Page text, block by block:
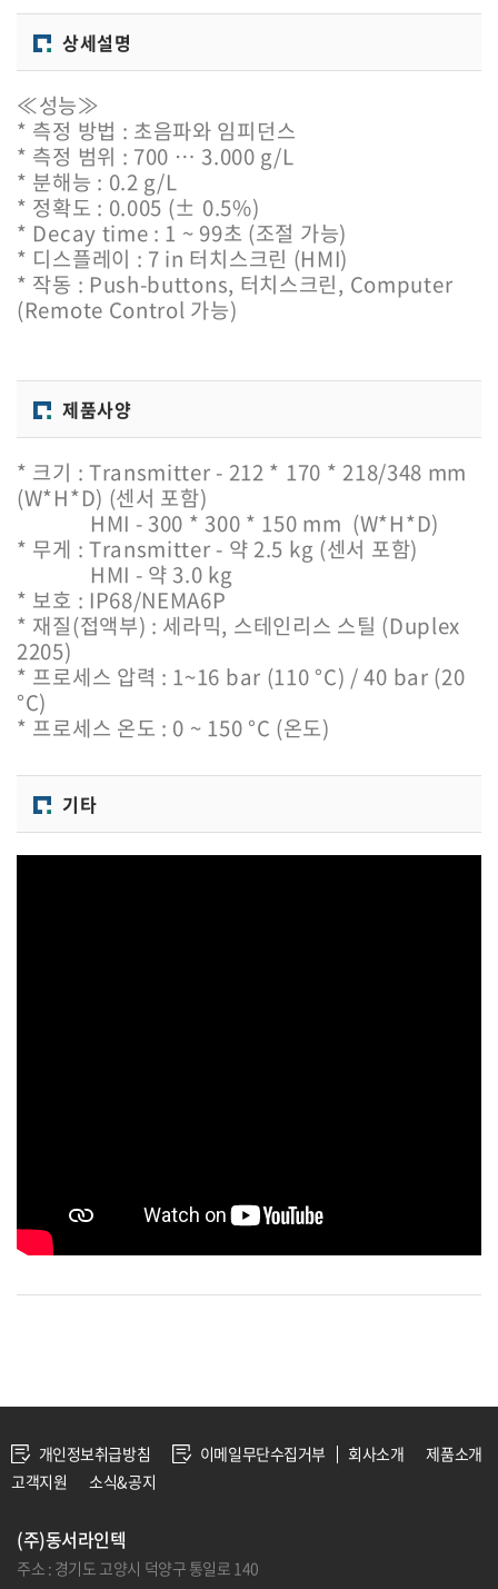
상세설명
≪성능≫
* 측정 방법 : 초음파와 임피던스
* 측정 범위 : 700 … 3.000 g/L
* 분해능 : 0.2 g/L
* 정확도 : 0.005 (± 0.5%)
* Decay time : 1 ~ 99초 (조절 가능)
* 디스플레이 : 7 in 터치스크린 (HMI)
* 작동 : Push-buttons, 터치스크린, Computer
(Remote Control 가능)
제품사양
* 크기 : Transmitter - 212 * 170 * 218/348 mm
(W*H*D) (센서 포함)
HMI - 300 * 300 * 150 mm (W*H*D)
* 무게 : Transmitter - 약 2.5 kg (센서 포함)
HMI - 약 3.0 kg
* 보호 : IP68/NEMA6P
* 재질(접액부) : 세라믹, 스테인리스 스틸 (Duplex
2205)
* 프로세스 압력 : 1~16 bar (110 °C) / 40 bar (20
°C)
* 프로세스 온도 : 0 ~ 150 °C (온도)
기타
개인정보취급방침 이메일무단수집거부 회사소개
제품소개
고객지원
소식&공지
(주)동서라인텍
주소 : 경기도 고양시 덕양구 통일로 140